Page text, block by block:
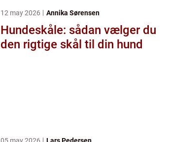
12 may 2026 Annika Sørensen
Hundeskåle: sådan vælger du
den rigtige skål til din hund